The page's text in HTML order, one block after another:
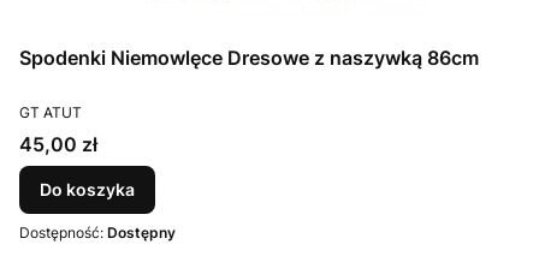
Spodenki Niemowlęce Dresowe z naszywką 86cm
PRODUCENT
GT ATUT
Cena
45,00 zł
Do koszyka
Dostępność: Dostępny